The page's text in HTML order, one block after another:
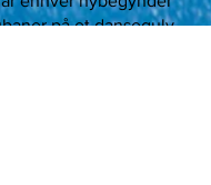
på et dansegulv.